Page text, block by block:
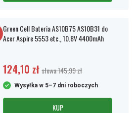
Green Cell Bateria AS10B75 AS10B31 do
Acer Aspire 5553 etc., 10.8V 4400mAh
124,10 zł słowa 145,99 zł
Wysyłka w 5–7 dni roboczych
KUP